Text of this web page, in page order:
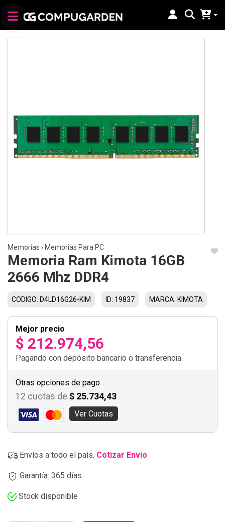
Memorias › Memorias Para PC
Memoria Ram Kimota 16GB
2666 Mhz DDR4
CODIGO: D4LD16G26-KIM ID: 19837 MARCA: KIMOTA
Mejor precio
$ 212.974,56
Pagando con depósito bancario o transferencia.
Otras opciones de pago
12 cuotas de $ 25.734,43
Ver Cuotas
Envíos a todo el país. Cotizar Envio
Garantía: 365 días
Stock disponible